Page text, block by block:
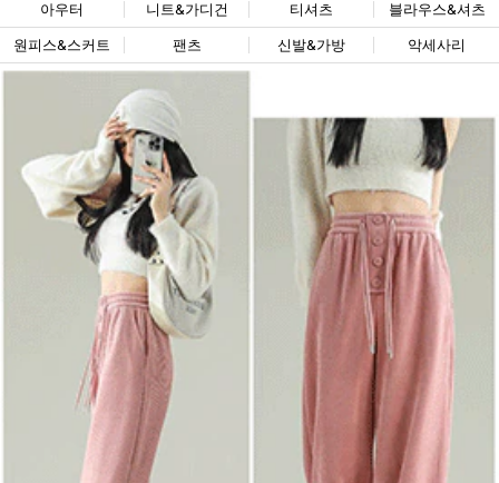
아우터 니트&가디건 티셔츠 블라우스&셔츠
원피스&스커트 팬츠 신발&가방 악세사리